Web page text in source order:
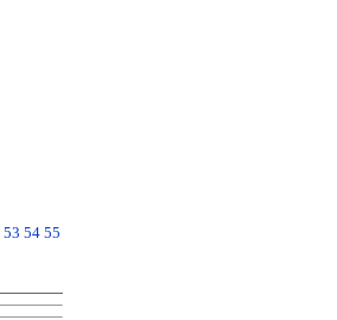
53 54 55